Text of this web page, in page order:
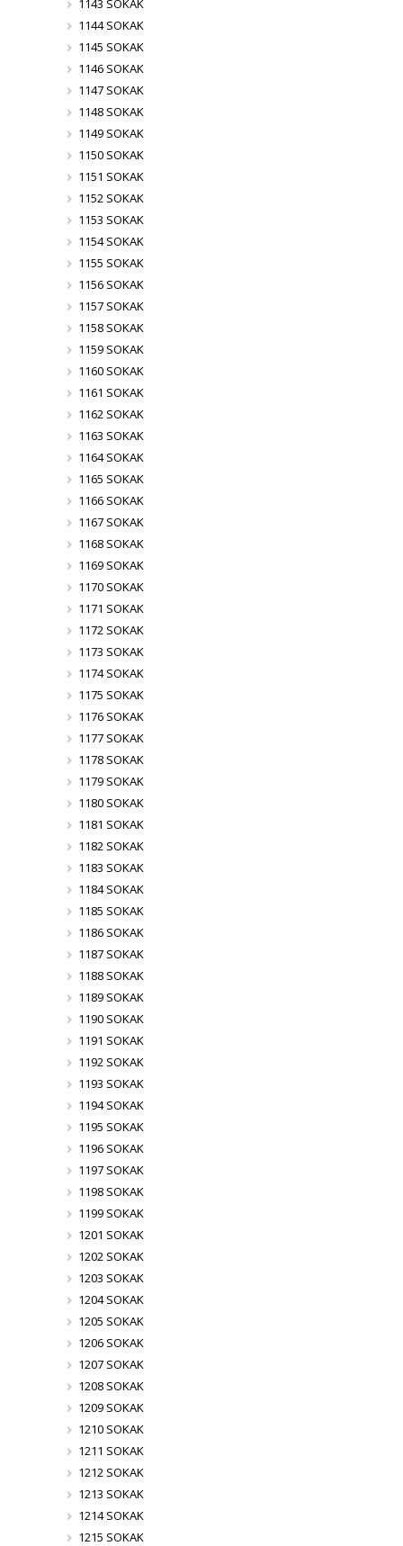
1143 SOKAK
1144 SOKAK
1145 SOKAK
1146 SOKAK
1147 SOKAK
1148 SOKAK
1149 SOKAK
1150 SOKAK
1151 SOKAK
1152 SOKAK
1153 SOKAK
1154 SOKAK
1155 SOKAK
1156 SOKAK
1157 SOKAK
1158 SOKAK
1159 SOKAK
1160 SOKAK
1161 SOKAK
1162 SOKAK
1163 SOKAK
1164 SOKAK
1165 SOKAK
1166 SOKAK
1167 SOKAK
1168 SOKAK
1169 SOKAK
1170 SOKAK
1171 SOKAK
1172 SOKAK
1173 SOKAK
1174 SOKAK
1175 SOKAK
1176 SOKAK
1177 SOKAK
1178 SOKAK
1179 SOKAK
1180 SOKAK
1181 SOKAK
1182 SOKAK
1183 SOKAK
1184 SOKAK
1185 SOKAK
1186 SOKAK
1187 SOKAK
1188 SOKAK
1189 SOKAK
1190 SOKAK
1191 SOKAK
1192 SOKAK
1193 SOKAK
1194 SOKAK
1195 SOKAK
1196 SOKAK
1197 SOKAK
1198 SOKAK
1199 SOKAK
1201 SOKAK
1202 SOKAK
1203 SOKAK
1204 SOKAK
1205 SOKAK
1206 SOKAK
1207 SOKAK
1208 SOKAK
1209 SOKAK
1210 SOKAK
1211 SOKAK
1212 SOKAK
1213 SOKAK
1214 SOKAK
1215 SOKAK